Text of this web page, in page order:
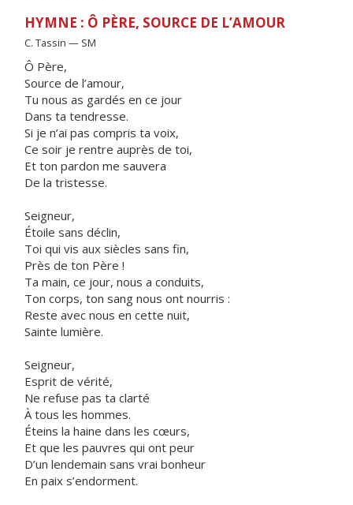
HYMNE : Ô PÈRE, SOURCE DE L’AMOUR
C. Tassin — SM
Ô Père,
Source de l’amour,
Tu nous as gardés en ce jour
Dans ta tendresse.
Si je n’ai pas compris ta voix,
Ce soir je rentre auprès de toi,
Et ton pardon me sauvera
De la tristesse.
Seigneur,
Étoile sans déclin,
Toi qui vis aux siècles sans fin,
Près de ton Père !
Ta main, ce jour, nous a conduits,
Ton corps, ton sang nous ont nourris :
Reste avec nous en cette nuit,
Sainte lumière.
Seigneur,
Esprit de vérité,
Ne refuse pas ta clarté
À tous les hommes.
Éteins la haine dans les cœurs,
Et que les pauvres qui ont peur
D’un lendemain sans vrai bonheur
En paix s’endorment.